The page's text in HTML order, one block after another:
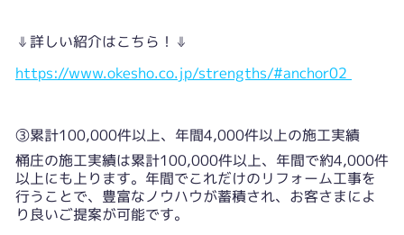
⇓詳しい紹介はこちら！⇓
https://www.okesho.co.jp/strengths/#anchor02
③累計100,000件以上、年間4,000件以上の施工実績
桶庄の施工実績は累計100,000件以上、年間で約4,000件
以上にも上ります。年間でこれだけのリフォーム工事を
行うことで、豊富なノウハウが蓄積され、お客さまによ
り良いご提案が可能です。